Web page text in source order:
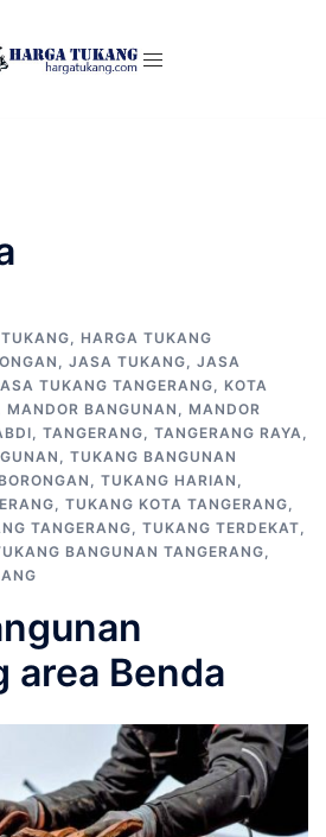
, HARGA TUKANG
, JASA TUKANG, JASA
TUKANG TANGERANG, KOTA
MANDOR BANGUNAN , MANDOR
, TANGERANG, TANGERANG RAYA,
, TUKANG BANGUNAN
, TUKANG HARIAN ,
, TUKANG KOTA TANGERANG,
TANGERANG, TUKANG TERDEKAT,
BANGUNAN TANGERANG,
area Benda